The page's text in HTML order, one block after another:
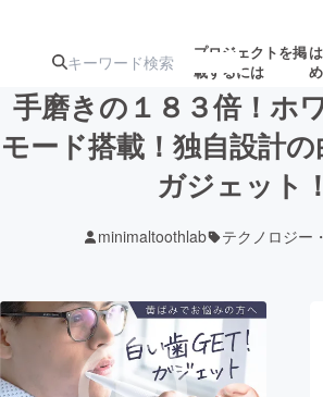
プロジェクトを掲
載するには
注目の新着プロ募集終
テクノロジー・ガジェット
手磨きの１８３倍！ホ
モード搭載！独自設計
ガジェット！
minimaltoothlab テクノロジー